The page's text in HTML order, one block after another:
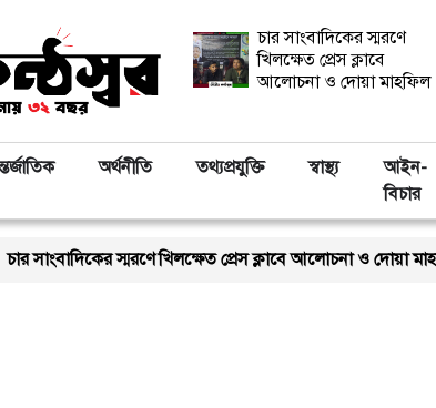
চার সাংবাদিকের স্মরণে
খিলক্ষেত প্রেস ক্লাবে
আলোচনা ও দোয়া মাহফিল
অর্থনীতি তথ্যপ্রযুক্তি স্বাস্থ্য
আইন-
বিচার
সাংবাদিকের স্মরণে খিলক্ষেত প্রেস ক্লাবে আলোচনা ও দোয়া মাহফিল